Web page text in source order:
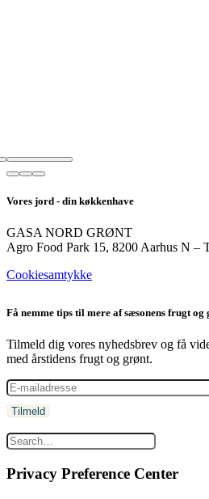
Vores jord - din køkkenhave
GASA NORD GRØNT
Agro Food Park 15, 8200 Aarhus N –
Cookiesamtykke
Få nemme tips til mere af sæsonens frugt og
Tilmeld dig vores nyhedsbrev og få
med årstidens frugt og grønt.
Privacy Preference Center